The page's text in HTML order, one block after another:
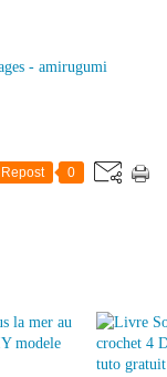
- amirugumi
Repost 0